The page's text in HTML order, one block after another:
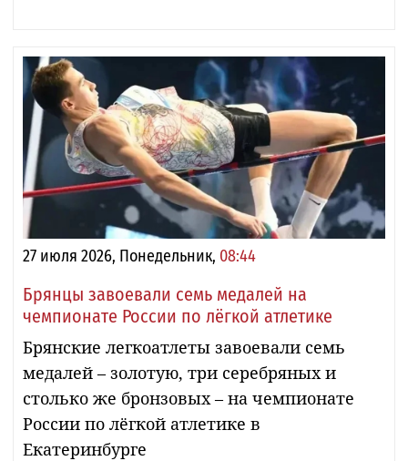
27 июля 2026, Понедельник, 08:44
Брянцы завоевали семь медалей на
чемпионате России по лёгкой атлетике
Брянские легкоатлеты завоевали семь
медалей – золотую, три серебряных и
столько же бронзовых – на чемпионате
России по лёгкой атлетике в
Екатеринбурге